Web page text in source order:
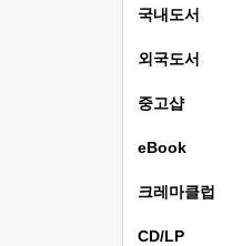
국내도서
외국도서
중고샵
eBook
크레마클럽
CD/LP